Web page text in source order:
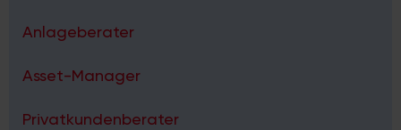
Anlageberater
Asset-Manager
Privatkundenberater